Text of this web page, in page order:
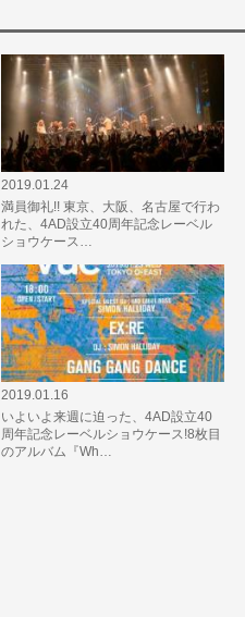
2019.01.24
満員御礼!! 東京、大阪、名古屋で行わ
れた、4AD設立40周年記念レーベル
ショウケース…
2019.01.16
いよいよ来週に迫った、4AD設立40
周年記念レーベルショウケース!8枚目
のアルバム『Wh…